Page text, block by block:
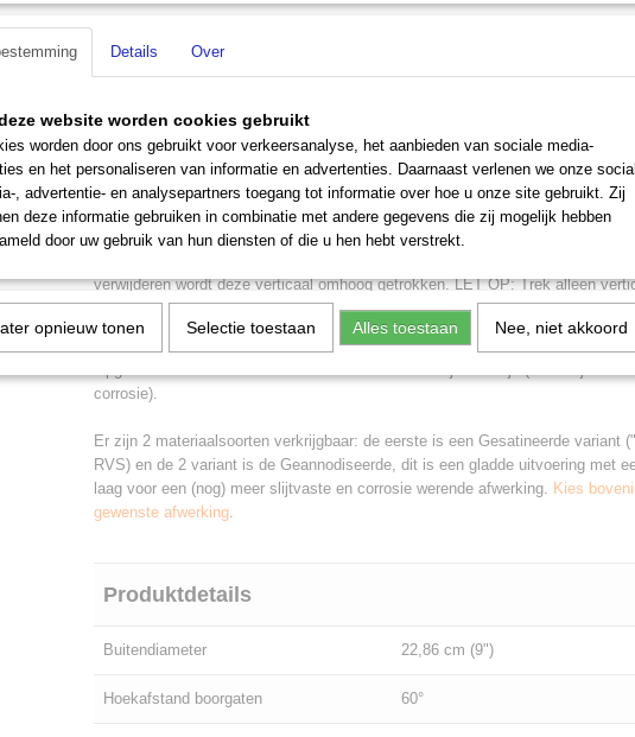
Deze Springfield bodemplaat (opbouw) is ontworpen om plaats te bieden aan
stoelpoten (sokkels). De bodemplaat maakt deel uit van een verfijnd
bootstoelen. Het systeem is zo ontworpen, dat je een ​​Springfield Base op
plaatsen in de boot kunt installeren, om vervolgens overal in je boot een stoel
plaatsen. Flexibel en ruimtebesparend. Er wordt voor opbouw gekozen omdat
vloer kunt komen.
De Springfield bodemplaat (opbouw) is een cilindrisch plug-in systeem. Hier
verticaal van bovenaf, in de basisplaat (basis) gestoken. De vorm van de
cilindrisch en geprofileerd in de lengterichting (tegen verdraaien). Om de
verwijderen wordt deze verticaal omhoog getrokken. LET OP: Trek alleen
niet diagonaal omhoog, dit kan de base en stoelpoot beschadigen.
De plug-in Springfield Base plaat wordt met 6 verzonken schroeven aan de
Opgemerkt moet worden dat schroeven van roestvrij staal zijn (roestvrij staal
corrosie).
Er zijn 2 materiaalsoorten verkrijgbaar: de eerste is een Gesatineerde variant
RVS) en de 2 variant is de Geannodiseerde, dit is een gladde uitvoering met
laag voor een (nog) meer slijtvaste en corrosie werende afwerking. Kies
gewenste afwerking.
Produktdetails
Buitendiameter 22,86 cm (9")
Hoekafstand boorgaten 60°
Details Over
website worden cookies gebruikt
worden door ons gebruikt voor verkeersanalyse, het aanbieden van sociale media-
en het personaliseren van informatie en advertenties. Daarnaast verlenen we onze
, advertentie- en analysepartners toegang tot informatie over hoe u onze site gebruikt. Zij
deze informatie gebruiken in combinatie met andere gegevens die zij mogelijk hebben
door uw gebruik van hun diensten of die u hen hebt verstrekt.
opnieuw tonen Selectie toestaan Alles toestaan Nee, niet akkoord